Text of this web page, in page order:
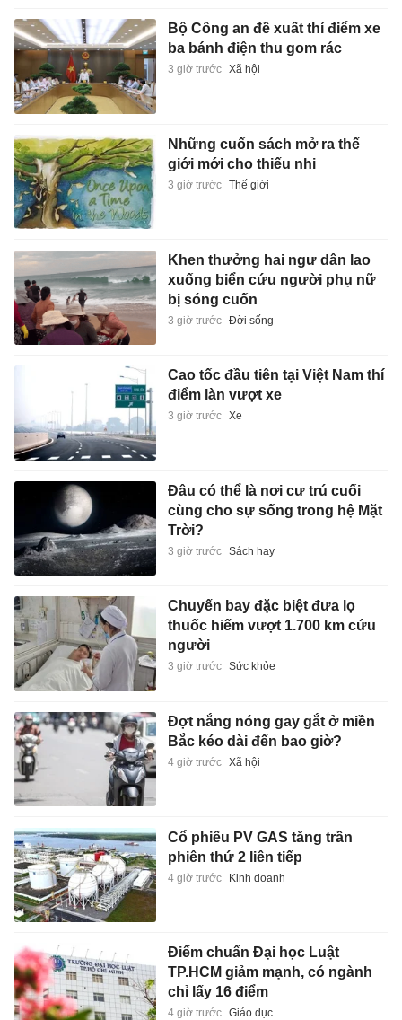
Bộ Công an đề xuất thí điểm xe
ba bánh điện thu gom rác
3 giờ trước Xã hội
Những cuốn sách mở ra thế
giới mới cho thiếu nhi
3 giờ trước Thế giới
Khen thưởng hai ngư dân lao
xuống biển cứu người phụ nữ
bị sóng cuốn
3 giờ trước Đời sống
Cao tốc đầu tiên tại Việt Nam thí
điểm làn vượt xe
3 giờ trước Xe
Đâu có thể là nơi cư trú cuối
cùng cho sự sống trong hệ Mặt
Trời?
3 giờ trước Sách hay
Chuyến bay đặc biệt đưa lọ
thuốc hiếm vượt 1.700 km cứu
người
3 giờ trước Sức khỏe
Đợt nắng nóng gay gắt ở miền
Bắc kéo dài đến bao giờ?
4 giờ trước Xã hội
Cổ phiếu PV GAS tăng trần
phiên thứ 2 liên tiếp
4 giờ trước Kinh doanh
Điểm chuẩn Đại học Luật
TP.HCM giảm mạnh, có ngành
chỉ lấy 16 điểm
4 giờ trước Giáo dục